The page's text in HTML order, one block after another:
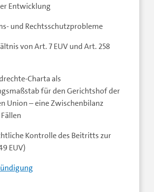
Entwicklung
und Rechtsschutzprobleme
von Art. 7 EUV und Art. 258
Charta als
für den Gerichtshof der
Union – eine Zwischenbilanz
Kontrolle des Beitritts zur
EUV)